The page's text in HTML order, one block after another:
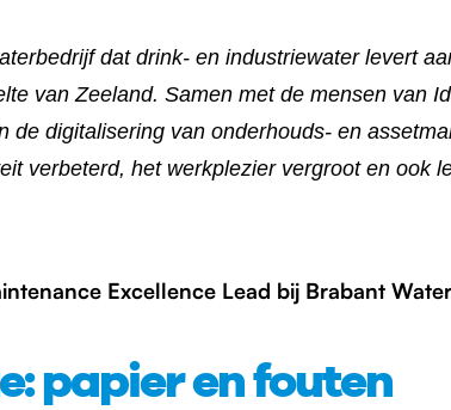
dat drink- en industriewater levert
van Zeeland. Samen met de mensen van
de digitalisering van onderhouds- en
verbeterd, het werkplezier vergroot en ook
Excellence Lead bij Brabant
papier en fouten